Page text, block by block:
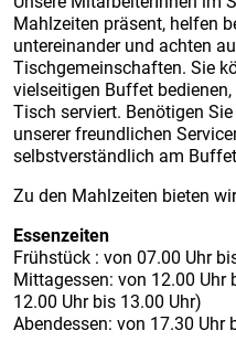
Mahlzeiten präsent, helfen
untereinander und achten
Tischgemeinschaften. Sie
vielseitigen Buffet
Tisch serviert. Benötigen
unserer freundlichen
selbstverständlich am
Zu den Mahlzeiten bieten
Essenzeiten
Frühstück : von 07.00 Uhr
Mittagessen: von 12.00 Uhr
12.00 Uhr bis 13.00 Uhr)
Abendessen: von 17.30 Uhr